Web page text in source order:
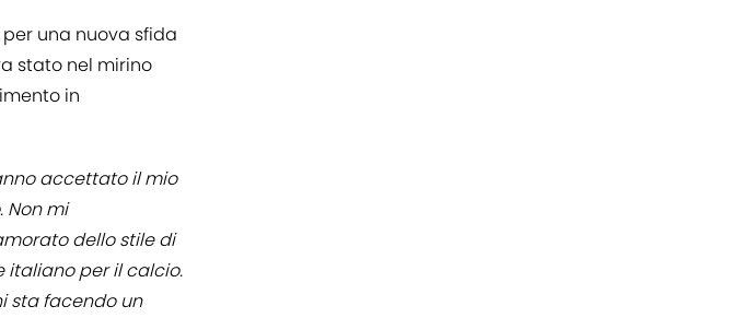
una nuova sfida
stato nel mirino
in
accettato il mio
Non mi
dello stile di
italiano per il calcio.
sta facendo un